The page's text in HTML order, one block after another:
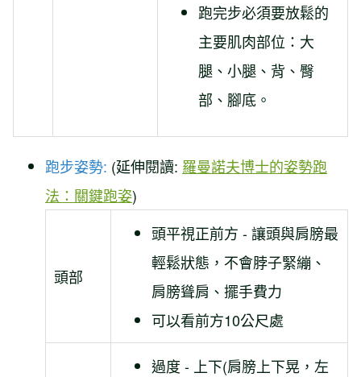
跑完步必須要放鬆的
主要肌肉部位：大
腿、小腿、背、臀
部、腳底。
跑步姿勢: (延伸閱讀: 羅曼諾夫博士的姿勢跑
法：關鍵跑姿)
頭部
頭平視正前方 - 讓頭與肩膀最
輕鬆狀態，不會脖子緊繃、
肩膀聳肩、擺手費力
可以看前方10公尺處
過度 - 上下(肩膀上下晃，左